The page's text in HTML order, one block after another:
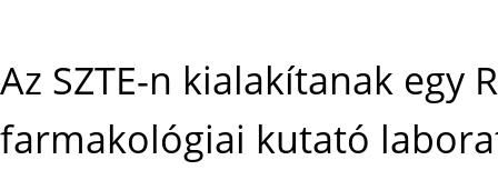
Az SZTE-n kialakítanak egy
farmakológiai kutató